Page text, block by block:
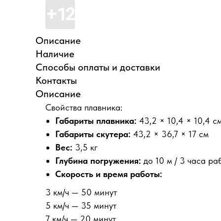
Описание
Наличие
Способы оплаты и доставки
Контакты
Описание
Свойства плавника:
Габариты плавника: 43,2 × 10,4 × 10,4
Габариты скутера: 43,2 × 36,7 × 17 см
Вес: 3,5 кг
Глубина погружения: до 10 м / 3 часа
Скорость и время работы:
3 км/ч — 50 минут
5 км/ч — 35 минут
7 км/ч — 20 минут